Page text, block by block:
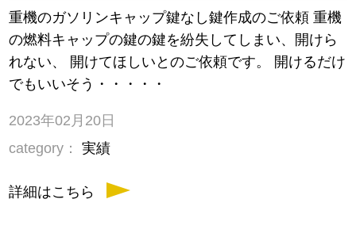
重機のガソリンキャップ鍵なし鍵作成のご依頼 重機
の燃料キャップの鍵の鍵を紛失してしまい、開けら
れない、 開けてほしいとのご依頼です。 開けるだけ
でもいいそう・・・・・
2023年02月20日
category：
実績
詳細はこちら